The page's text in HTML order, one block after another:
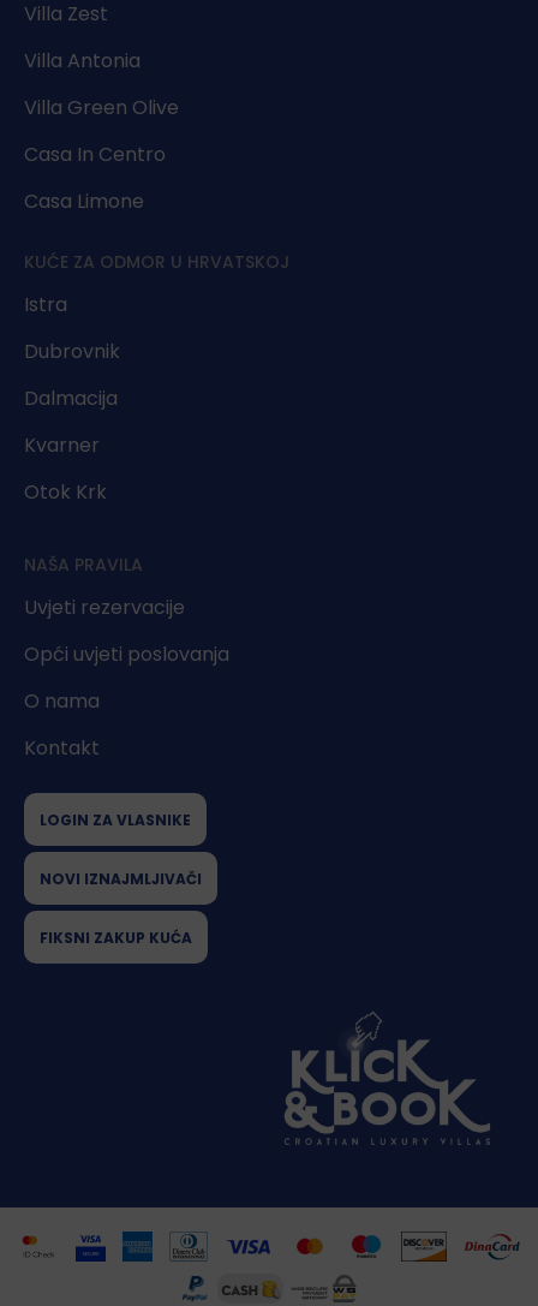
Villa Zest
Villa Antonia
Villa Green Olive
Casa In Centro
Casa Limone
KUĆE ZA ODMOR U HRVATSKOJ
Istra
Dubrovnik
Dalmacija
Kvarner
Otok Krk
NAŠA PRAVILA
Uvjeti rezervacije
Opći uvjeti poslovanja
O nama
Kontakt
LOGIN ZA VLASNIKE
NOVI IZNAJMLJIVAČI
FIKSNI ZAKUP KUĆA